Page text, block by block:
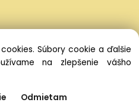
ClickEshop.sk
Súbory cookie a ďalšie
na zlepšenie vášho
Odmietam